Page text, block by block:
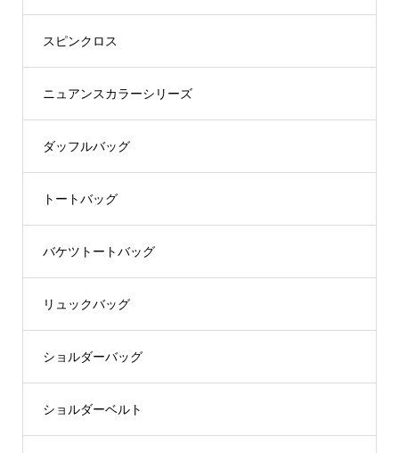
スピンクロス
ニュアンスカラーシリーズ
ダッフルバッグ
トートバッグ
バケツトートバッグ
リュックバッグ
ショルダーバッグ
ショルダーベルト